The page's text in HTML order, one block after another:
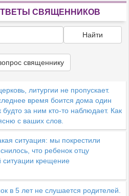
СВЯЩЕННИКОВ
Найти
священнику
литургии не пропускает.
время боится дома один
будто за ним кто-то наблюдает. Как
с ваших слов.
ситуация: мы покрестили
что ребенок отцу
ситуации крещение
в 5 лет не слушается родителей.